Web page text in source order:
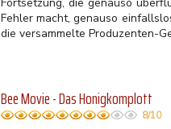
Fehler macht, genauso
die versammelte Produzenten-
Bee Movie - Das Honigkomplott
8/10